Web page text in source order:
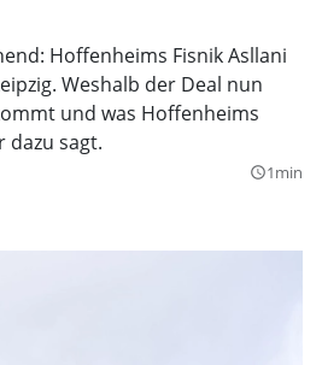
Hoffenheims Fisnik Asllani
Weshalb der Deal nun
und was Hoffenheims
dazu sagt.
query_builder1min